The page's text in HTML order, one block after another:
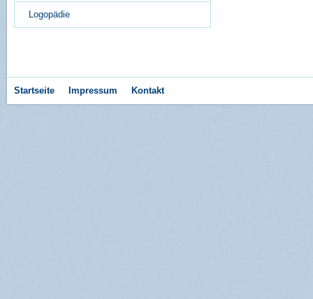
Logopädie
Startseite Impressum Kontakt